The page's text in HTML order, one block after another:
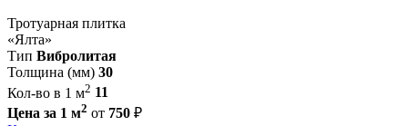
Тротуарная плитка
«Ялта»
Тип Вибролитая
Толщина (мм) 30
Кол-во в 1 м2 11
Цена за 1 м2 от 750 ₽